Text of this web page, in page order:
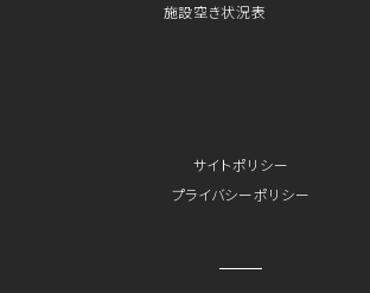
施設空き状況表
サイトポリシー
プライバシーポリシー